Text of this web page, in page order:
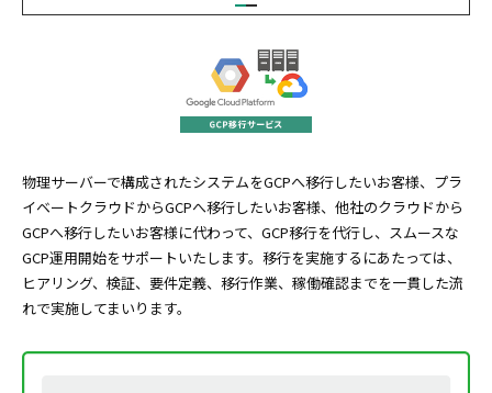
物理サーバーで構成されたシステムをGCPへ移行したいお客様、プラ
イベートクラウドからGCPへ移行したいお客様、他社のクラウドから
GCPへ移行したいお客様に代わって、GCP移行を代行し、スムースな
GCP運用開始をサポートいたします。移行を実施するにあたっては、
ヒアリング、検証、要件定義、移行作業、稼働確認までを一貫した流
れで実施してまいります。